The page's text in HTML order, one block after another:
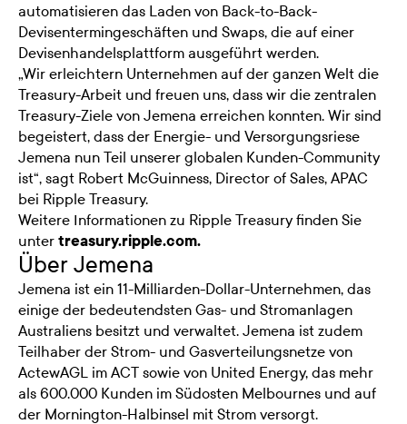
automatisieren das Laden von Back-to-Back-
Devisentermingeschäften und Swaps, die auf einer
Devisenhandelsplattform ausgeführt werden.
„Wir erleichtern Unternehmen auf der ganzen Welt die
Treasury-Arbeit und freuen uns, dass wir die zentralen
Treasury-Ziele von Jemena erreichen konnten. Wir sind
begeistert, dass der Energie- und Versorgungsriese
Jemena nun Teil unserer globalen Kunden-Community
ist“, sagt Robert McGuinness, Director of Sales, APAC
bei Ripple Treasury.
Weitere Informationen zu Ripple Treasury finden Sie
unter treasury.ripple.com.
Über Jemena
Jemena ist ein 11-Milliarden-Dollar-Unternehmen, das
einige der bedeutendsten Gas- und Stromanlagen
Australiens besitzt und verwaltet. Jemena ist zudem
Teilhaber der Strom- und Gasverteilungsnetze von
ActewAGL im ACT sowie von United Energy, das mehr
als 600.000 Kunden im Südosten Melbournes und auf
der Mornington-Halbinsel mit Strom versorgt.